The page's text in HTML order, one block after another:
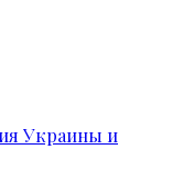
Украины и